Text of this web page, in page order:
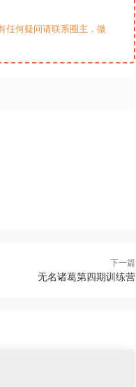
任何疑问请联系圈主，微
下一篇
无名诸葛第四期训练营